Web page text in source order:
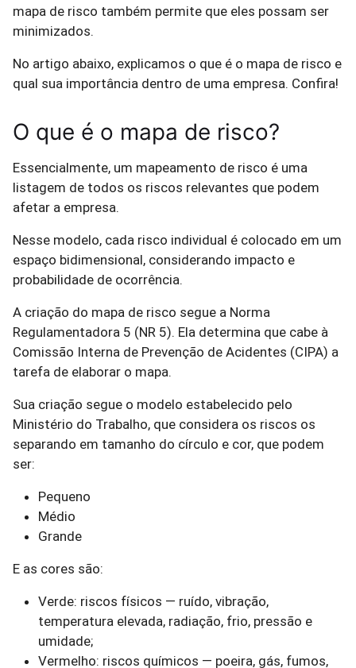
mapa de risco também permite que eles possam ser
minimizados.
No artigo abaixo, explicamos o que é o mapa de risco e
qual sua importância dentro de uma empresa. Confira!
O que é o mapa de risco?
Essencialmente, um mapeamento de risco é uma
listagem de todos os riscos relevantes que podem
afetar a empresa.
Nesse modelo, cada risco individual é colocado em um
espaço bidimensional, considerando impacto e
probabilidade de ocorrência.
A criação do mapa de risco segue a Norma
Regulamentadora 5 (NR 5). Ela determina que cabe à
Comissão Interna de Prevenção de Acidentes (CIPA) a
tarefa de elaborar o mapa.
Sua criação segue o modelo estabelecido pelo
Ministério do Trabalho, que considera os riscos os
separando em tamanho do círculo e cor, que podem
ser:
Pequeno
Médio
Grande
E as cores são:
Verde: riscos físicos — ruído, vibração,
temperatura elevada, radiação, frio, pressão e
umidade;
Vermelho: riscos químicos — poeira, gás, fumos,